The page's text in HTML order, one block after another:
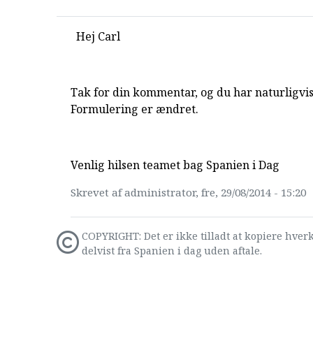
Hej Carl
Tak for din kommentar, og du har
Formulering er ændret.
Venlig hilsen teamet bag Spanien i Dag
Skrevet af administrator, fre, 29/08/2014 - 15:20
COPYRIGHT: Det er ikke tilladt at kopiere
delvist fra Spanien i dag uden aftale.